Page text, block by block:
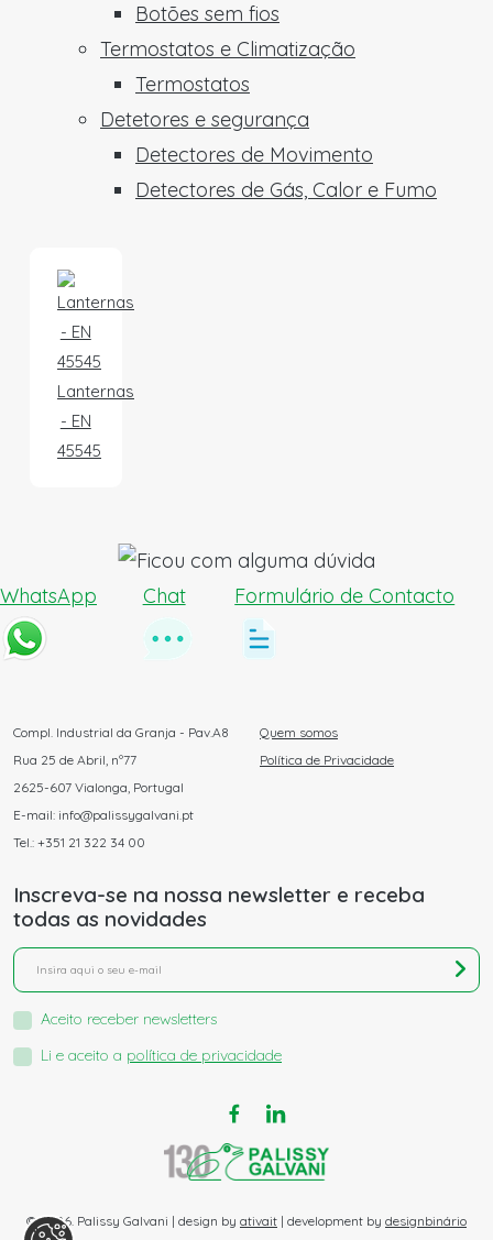
Botões sem fios
Termostatos e Climatização
Termostatos
Detetores e segurança
Detectores de Movimento
Detectores de Gás, Calor e Fumo
Lanternas
- EN
45545
WhatsApp Chat Formulário de Contacto
Compl. Industrial da Granja - Pav.A8
Rua 25 de Abril, nº77
2625-607 Vialonga, Portugal
E-mail: info@palissygalvani.pt
Tel.: +351 21 322 34 00
Quem somos
Política de Privacidade
Inscreva-se na nossa newsletter e receba
todas as novidades
Aceito receber newsletters
Li e aceito a política de privacidade
© 2026. Palissy Galvani | design by ativait | development by designbinário